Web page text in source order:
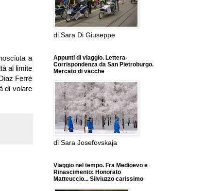
a
al limite
Ferré
di volare
di Sara Di Giuseppe
Appunti di viaggio. Lettera-
Corrispondenza da San Pietroburgo.
Mercato di vacche
di Sara Josefovskaja
Viaggio nel tempo. Fra Medioevo e
Rinascimento: Honorato
Matteuccio... Silviuzzo carissimo